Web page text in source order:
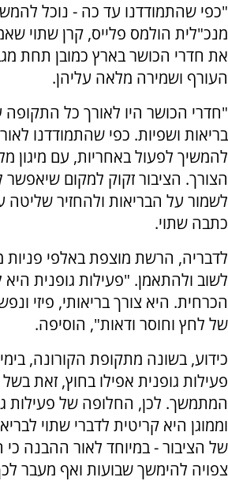
"כפי שהתמודדנו עד כה - נוכל
מנכ"לית הולמס פלייס, קרן שתוי
את חדרי הכושר בארץ כמובן תחת
העורף ושמירה מלאה עליהן.
"חדרי הכושר היו לאורך כל התקופה
בריאות ושפיות. כפי שהתמודדנו
להמשיך לפעול באחריות, עם מיגון
הצורך. הציבור זקוק למקום
לשמור על הבריאות ולהחזיר שליטה
כתבה שתוי.
לדבריה, הרשת מוצפת באלפי
לשוב ולהתאמן. "פעילות גופנית
הכרחית. היא צורך בריאותי, פיזי
של לחץ וחוסר ודאות", הוסיפה.
כידוע, בשונה מתקופת הקורונה,
פעילות גופנית אפילו בחוץ, זאת
המתמשך. לכן, החלופה של פעילות
וממוגן היא קריטית לדברי שתוי
של הציבור - במיוחד לאור ההבנה
צפויה להימשך שבועות ואף מעבר